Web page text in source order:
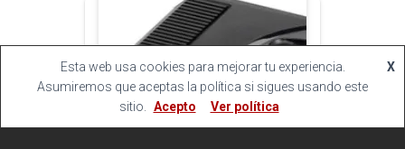
Esta web usa cookies para mejorar tu experiencia.
Asumiremos que aceptas la política si sigues usando este
sitio.
X
Acepto Ver política